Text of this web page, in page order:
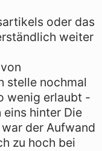
oder das
weiter
stelle nochmal
wenig erlaubt -
hinter Die
der Aufwand
zu hoch bei